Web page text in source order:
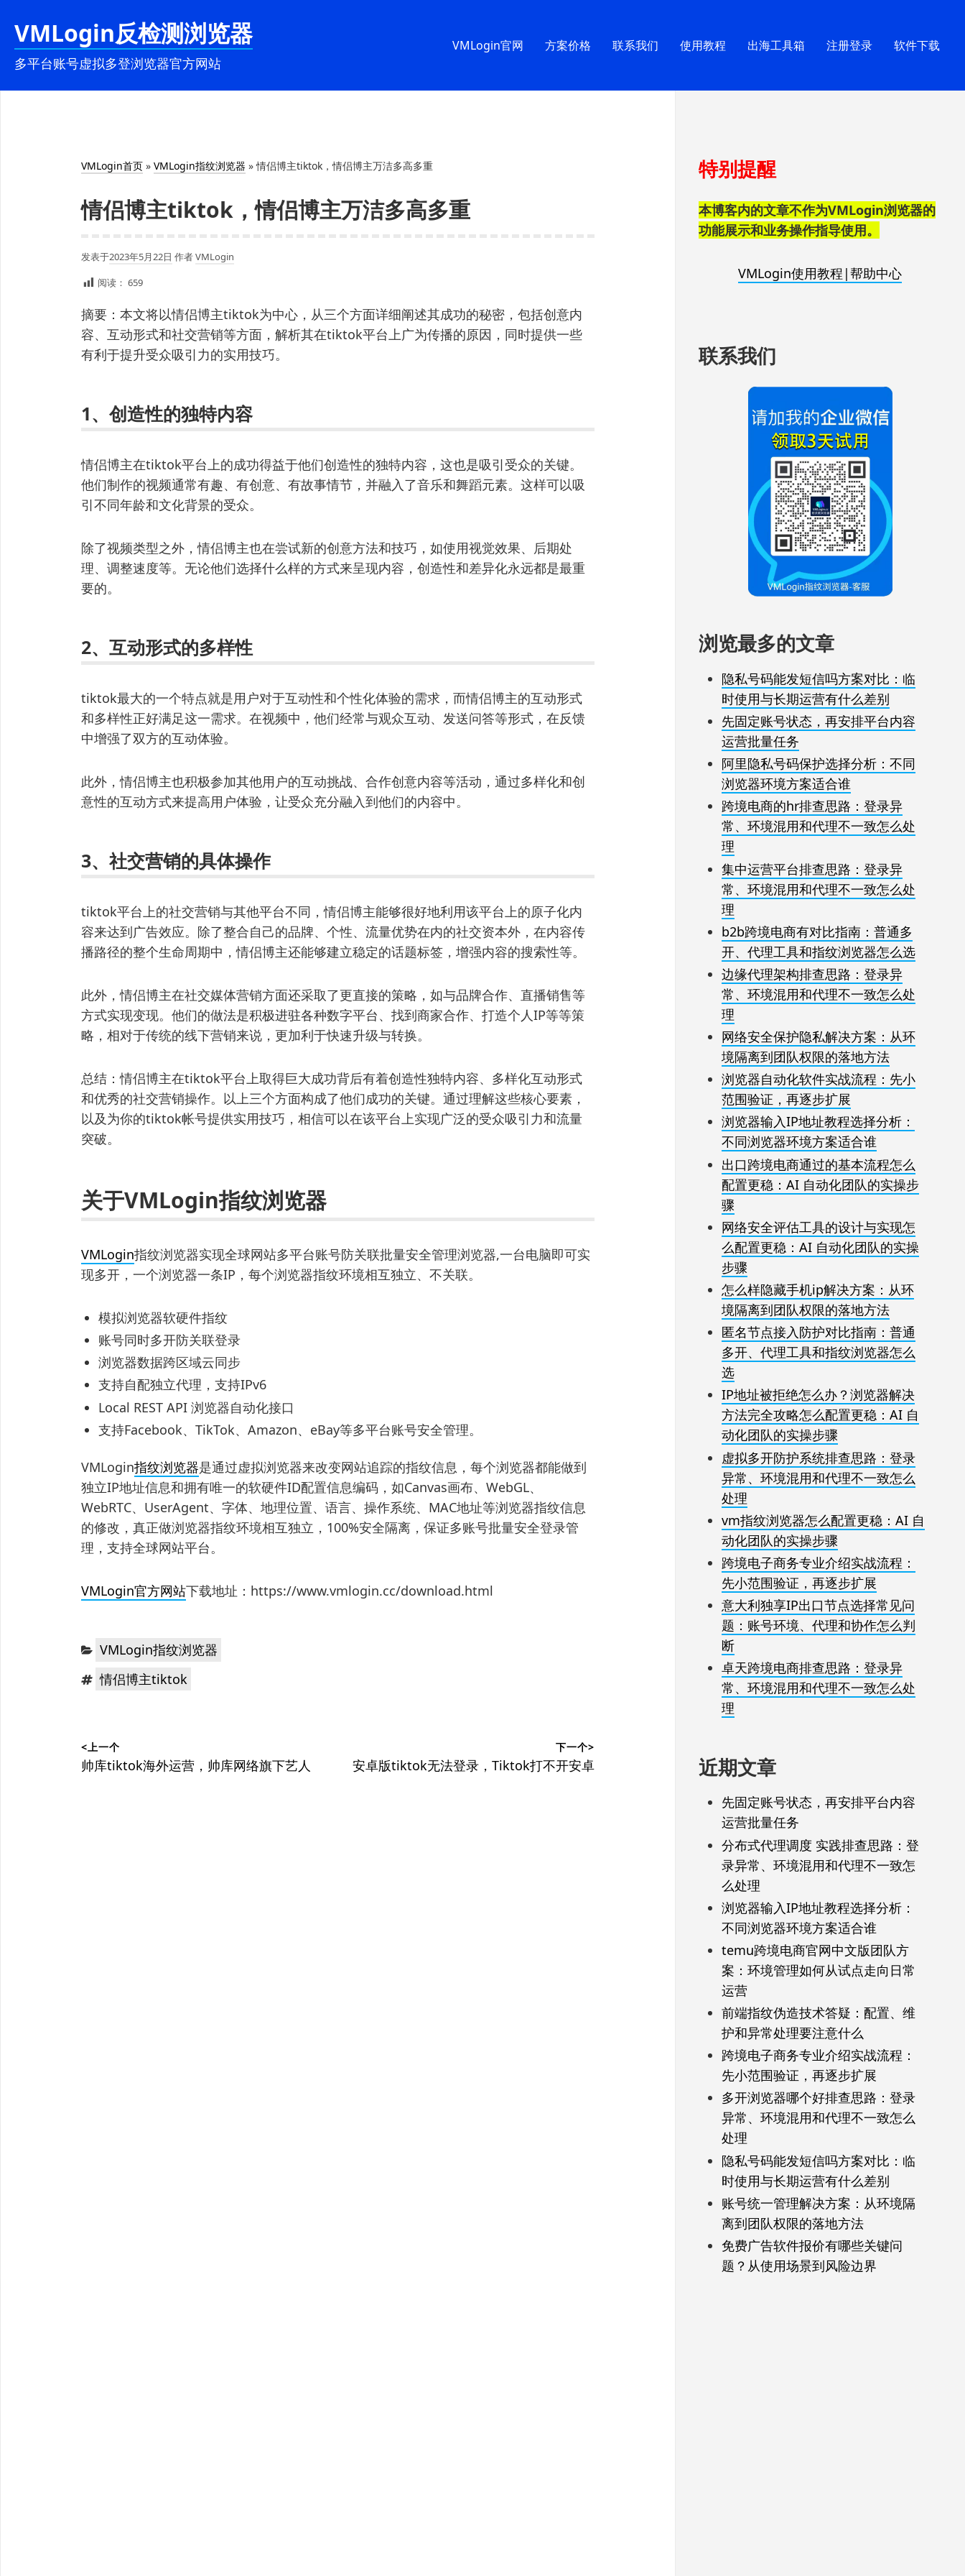
VMLogin反检测浏览器
多平台账号虚拟多登浏览器官方网站
VMLogin官网 方案价格 联系我们 使用教程 出海工具箱 注册登录 软件下载
VMLogin首页 » VMLogin指纹浏览器 »情侣博主tiktok，情侣博主万洁多高多重
情侣博主tiktok，情侣博主万洁多高多重
发表于2023年5月22日 作者VMLogin
阅读： 659
摘要：本文将以情侣博主tiktok为中心，从三个方面详细阐述其成功的秘密，包括创意内
容、互动形式和社交营销等方面，解析其在tiktok平台上广为传播的原因，同时提供一些
有利于提升受众吸引力的实用技巧。
1、创造性的独特内容
情侣博主在tiktok平台上的成功得益于他们创造性的独特内容，这也是吸引受众的关键。
他们制作的视频通常有趣、有创意、有故事情节，并融入了音乐和舞蹈元素。这样可以吸
引不同年龄和文化背景的受众。
除了视频类型之外，情侣博主也在尝试新的创意方法和技巧，如使用视觉效果、后期处
理、调整速度等。无论他们选择什么样的方式来呈现内容，创造性和差异化永远都是最重
要的。
2、互动形式的多样性
tiktok最大的一个特点就是用户对于互动性和个性化体验的需求，而情侣博主的互动形式
和多样性正好满足这一需求。在视频中，他们经常与观众互动、发送问答等形式，在反馈
中增强了双方的互动体验。
此外，情侣博主也积极参加其他用户的互动挑战、合作创意内容等活动，通过多样化和创
意性的互动方式来提高用户体验，让受众充分融入到他们的内容中。
3、社交营销的具体操作
tiktok平台上的社交营销与其他平台不同，情侣博主能够很好地利用该平台上的原子化内
容来达到广告效应。除了整合自己的品牌、个性、流量优势在内的社交资本外，在内容传
播路径的整个生命周期中，情侣博主还能够建立稳定的话题标签，增强内容的搜索性等。
此外，情侣博主在社交媒体营销方面还采取了更直接的策略，如与品牌合作、直播销售等
方式实现变现。他们的做法是积极进驻各种数字平台、找到商家合作、打造个人IP等等策
略，相对于传统的线下营销来说，更加利于快速升级与转换。
总结：情侣博主在tiktok平台上取得巨大成功背后有着创造性独特内容、多样化互动形式
和优秀的社交营销操作。以上三个方面构成了他们成功的关键。通过理解这些核心要素，
以及为你的tiktok帐号提供实用技巧，相信可以在该平台上实现广泛的受众吸引力和流量
突破。
关于VMLogin指纹浏览器
VMLogin指纹浏览器实现全球网站多平台账号防关联批量安全管理浏览器,一台电脑即可实
现多开，一个浏览器一条IP，每个浏览器指纹环境相互独立、不关联。
模拟浏览器软硬件指纹
账号同时多开防关联登录
浏览器数据跨区域云同步
支持自配独立代理，支持IPv6
Local REST API 浏览器自动化接口
支持Facebook、TikTok、Amazon、eBay等多平台账号安全管理。
VMLogin指纹浏览器是通过虚拟浏览器来改变网站追踪的指纹信息，每个浏览器都能做到
独立IP地址信息和拥有唯一的软硬件ID配置信息编码，如Canvas画布、WebGL、
WebRTC、UserAgent、字体、地理位置、语言、操作系统、MAC地址等浏览器指纹信息
的修改，真正做浏览器指纹环境相互独立，100%安全隔离，保证多账号批量安全登录管
理，支持全球网站平台。
VMLogin官方网站下载地址：https://www.vmlogin.cc/download.html
分 VMLogin指纹浏览器
标 情侣博主tiktok
章
<上一个
上
帅库tiktok海外运营，帅库网络旗下艺人
下一个>
下
安卓版tiktok无法登录，Tiktok打不开安卓
至
脚
特别提醒
本博客内的文章不作为VMLogin浏览器的
功能展示和业务操作指导使用。
VMLogin使用教程|帮助中心
联系我们
浏览最多的文章
隐私号码能发短信吗方案对比：临
时使用与长期运营有什么差别
先固定账号状态，再安排平台内容
运营批量任务
阿里隐私号码保护选择分析：不同
浏览器环境方案适合谁
跨境电商的hr排查思路：登录异
常、环境混用和代理不一致怎么处
理
集中运营平台排查思路：登录异
常、环境混用和代理不一致怎么处
理
b2b跨境电商有对比指南：普通多
开、代理工具和指纹浏览器怎么选
边缘代理架构排查思路：登录异
常、环境混用和代理不一致怎么处
理
网络安全保护隐私解决方案：从环
境隔离到团队权限的落地方法
浏览器自动化软件实战流程：先小
范围验证，再逐步扩展
浏览器输入IP地址教程选择分析：
不同浏览器环境方案适合谁
出口跨境电商通过的基本流程怎么
配置更稳：AI 自动化团队的实操步
骤
网络安全评估工具的设计与实现怎
么配置更稳：AI 自动化团队的实操
步骤
怎么样隐藏手机ip解决方案：从环
境隔离到团队权限的落地方法
匿名节点接入防护对比指南：普通
多开、代理工具和指纹浏览器怎么
选
IP地址被拒绝怎么办？浏览器解决
方法完全攻略怎么配置更稳：AI 自
动化团队的实操步骤
虚拟多开防护系统排查思路：登录
异常、环境混用和代理不一致怎么
处理
vm指纹浏览器怎么配置更稳：AI 自
动化团队的实操步骤
跨境电子商务专业介绍实战流程：
先小范围验证，再逐步扩展
意大利独享IP出口节点选择常见问
题：账号环境、代理和协作怎么判
断
卓天跨境电商排查思路：登录异
常、环境混用和代理不一致怎么处
理
近期文章
先固定账号状态，再安排平台内容
运营批量任务
分布式代理调度 实践排查思路：登
录异常、环境混用和代理不一致怎
么处理
浏览器输入IP地址教程选择分析：
不同浏览器环境方案适合谁
temu跨境电商官网中文版团队方
案：环境管理如何从试点走向日常
运营
前端指纹伪造技术答疑：配置、维
护和异常处理要注意什么
跨境电子商务专业介绍实战流程：
先小范围验证，再逐步扩展
多开浏览器哪个好排查思路：登录
异常、环境混用和代理不一致怎么
处理
隐私号码能发短信吗方案对比：临
时使用与长期运营有什么差别
账号统一管理解决方案：从环境隔
离到团队权限的落地方法
免费广告软件报价有哪些关键问
题？从使用场景到风险边界